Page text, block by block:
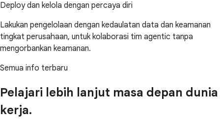
Deploy dan kelola dengan percaya diri
Lakukan pengelolaan dengan kedaulatan data dan keamanan
tingkat perusahaan, untuk kolaborasi tim agentic tanpa
mengorbankan keamanan.
Semua info terbaru
Pelajari lebih lanjut masa depan dunia
kerja.